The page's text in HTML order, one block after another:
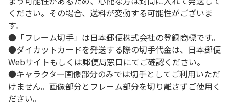
ください。その場合、送料が変動する可能性がございま
す。
●「フレーム切手」は日本郵便株式会社の登録商標です。
●ダイカットカードを発送する際の切手代金は、日本郵便
Webサイトもしくは郵便局窓口にてご確認ください。
●キャラクター画像部分のみでは切手としてご利用いただ
けません。画像部分とフレーム部分を切り離さずご使用く
ださい。